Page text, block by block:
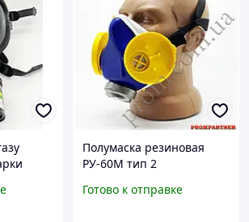
Полумаска резиновая
РУ-60М тип 2
Готово к отправке